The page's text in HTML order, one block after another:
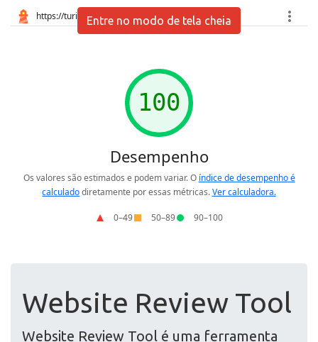
Entre no modo de tela cheia
Website Review Tool
Website Review Tool é uma ferramenta